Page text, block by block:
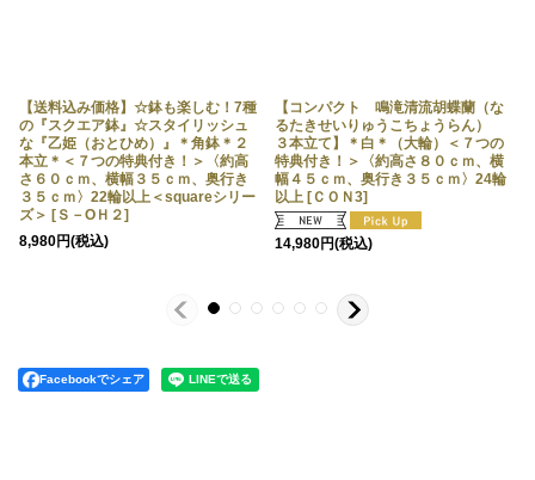
５５ｃｍ、横幅３５ｃｍ、奥行き３
５ｃｍ〉22輪以上 [CP-OH2]
8,980円 (税込)
ｃｍ、奥行き４５ｃｍ〉32輪以上
[OH－2]
11,000 円(税込)
【送料込み価格】☆鉢も楽しむ！7種
の『スクエア鉢』☆スタイリッシュ
な『乙姫（おとひめ）』＊角鉢＊２
本立＊＜７つの特典付き！＞〈約高
さ６０ｃｍ、横幅３５ｃｍ、奥行き
３５ｃｍ〉22輪以上＜squareシリー
ズ＞ [ Ｓ－OＨ２]
8,980円(税込)
【コンパクト 鳴滝清流胡蝶蘭（な
るたきせいりゅうこちょうらん）
３本立て】＊白＊（大輪）＜７つの
特典付き！＞〈約高さ８０ｃｍ、横
幅４５ｃｍ、奥行き３５ｃｍ〉24輪
以上 [ＣＯＮ3]
14,980円(税込)
Facebookでシェア